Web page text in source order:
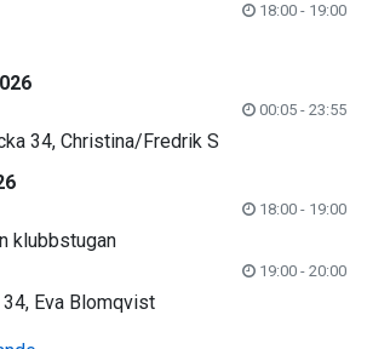
18:00 - 19:00
00:05 - 23:55
34, Christina/Fredrik S
18:00 - 19:00
klubbstugan
19:00 - 20:00
Eva Blomqvist